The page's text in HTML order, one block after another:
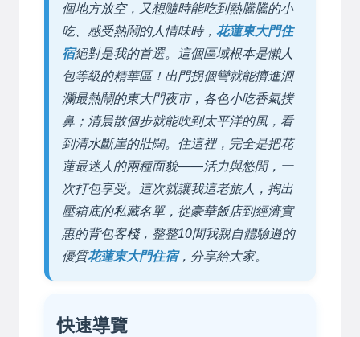
個地方放空，又想隨時能吃到熱騰騰的小
吃、感受熱鬧的人情味時， 花蓮東大門住
宿絕對是我的首選。這個區域根本是懶人
包等級的精華區！出門拐個彎就能擠進洄
瀾最熱鬧的東大門夜市，各色小吃香氣撲
鼻；清晨散個步就能吹到太平洋的風，看
到清水斷崖的壯闊。住這裡，完全是把花
蓮最迷人的兩種面貌——活力與悠閒，一
次打包享受。這次就讓我這老旅人，掏出
壓箱底的私藏名單，從豪華飯店到經濟實
惠的背包客棧，整整10間我親自體驗過的
優質花蓮東大門住宿，分享給大家。
快速導覽